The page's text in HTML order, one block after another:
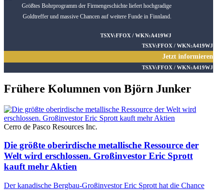
Größtes Bohrprogramm der Firmengeschichte liefert hochgradige
Goldtreffer und massive Chancen auf weitere Funde in Finnland.
TSXV:FFOX / WKN:A419WJ
TSXV:FFOX / WKN:A419WJ
Jetzt informieren
TSXV:FFOX / WKN:A419WJ
Frühere Kolumnen von Björn Junker
Cerro de Pasco Resources Inc.
Die größte oberirdische metallische Ressource der
Welt wird erschlossen. Großinvestor Eric Sprott
kauft mehr Aktien
Der kanadische Bergbau-Großinvestor Eric Sprott hat die Chance